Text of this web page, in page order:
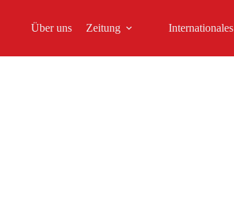
Über uns Zeitung Internationales